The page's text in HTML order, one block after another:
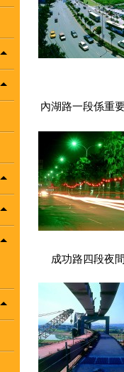
內湖路一段係重
成功路四段夜